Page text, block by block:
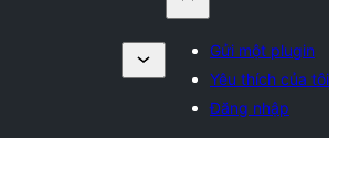
Gửi một plugin
Yêu thích của tôi
Đăng nhập